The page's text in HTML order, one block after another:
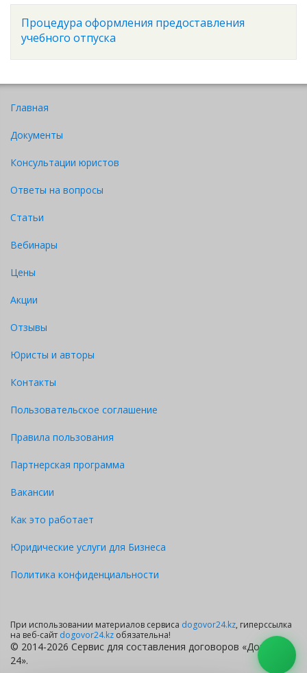
Процедура оформления предоставления
учебного отпуска
Главная
Документы
Консультации юристов
Ответы на вопросы
Статьи
Вебинары
Цены
Акции
Отзывы
Юристы и авторы
Контакты
Пользовательское соглашение
Правила пользования
Партнерская программа
Вакансии
Как это работает
Юридические услуги для Бизнеса
Политика конфиденциальности
При использовании материалов сервиса dogovor24.kz, гиперссылка
на веб-сайт dogovor24.kz обязательна!
© 2014-2026 Сервис для составления договоров «Договор
24».